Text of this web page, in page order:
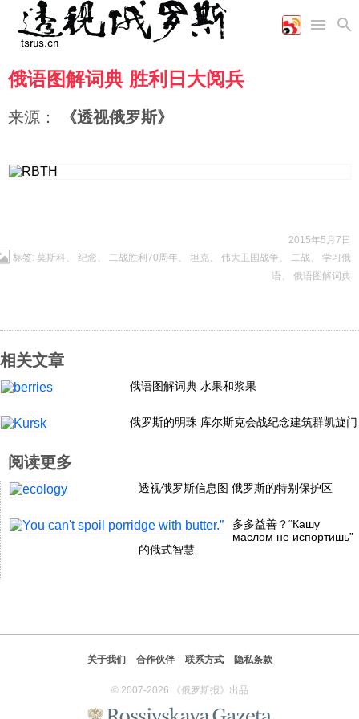
首页
国际
时政
空军
海军
经济
财经
商业
农业
科技
社会
文化
文艺
教育
历史
旅游
图片新闻
高清图片
图表
俄语图解词典 胜利日大阅兵
来源： 《透视俄罗斯》
2015年5月7日
标签: 莫斯科 、 纪念 、 二战胜利70周年 、 坦克、 伟大卫国战争 、 二战、 学习俄
语、 俄语图解词典
相关文章
俄语图解词典 水果和浆果
俄罗斯的明珠 库尔斯克会战纪念建筑群凯旋门
阅读更多
透视俄罗斯信息图 俄罗斯的特别保护区
多多益善？“Кашу
маслом не испортишь”
的俄式智慧
关于我们 合作伙伴 联系方式 隐私条款
© 2007-2026 《俄罗斯报》出品